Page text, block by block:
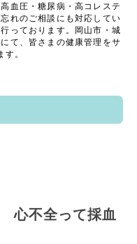
血圧・糖尿病・高コレステ
れのご相談にも対応してい
っております。岡山市・城
て、皆さまの健康管理をサ
す。
心不全って採血